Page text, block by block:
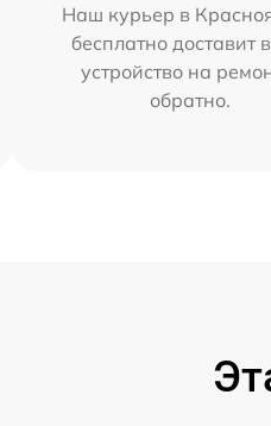
Наш курьер в
бесплатно доставит
устройство на
обратно.